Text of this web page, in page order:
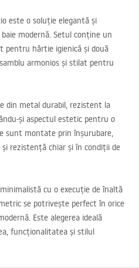
este o soluție elegantă și
modernă. Setul conține un
pentru hârtie igienică și două
armonios și stilat pentru
din metal durabil, rezistent la
și aspectul estetic pentru o
sunt montate prin înșurubare,
rezistență chiar și în condiții de
cu o execuție de înaltă
se potrivește perfect în orice
Este alegerea ideală
funcționalitatea și stilul